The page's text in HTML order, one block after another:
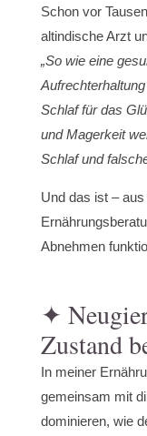
Schon vor
altindische Arzt
„So wie eine
Schlaf für das
und Magerkeit
Schlaf und
Und das ist –
Abnehmen
✦
Zustand
In meiner
gemeinsam mit
dominieren, wie